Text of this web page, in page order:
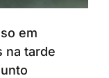
em
na tarde